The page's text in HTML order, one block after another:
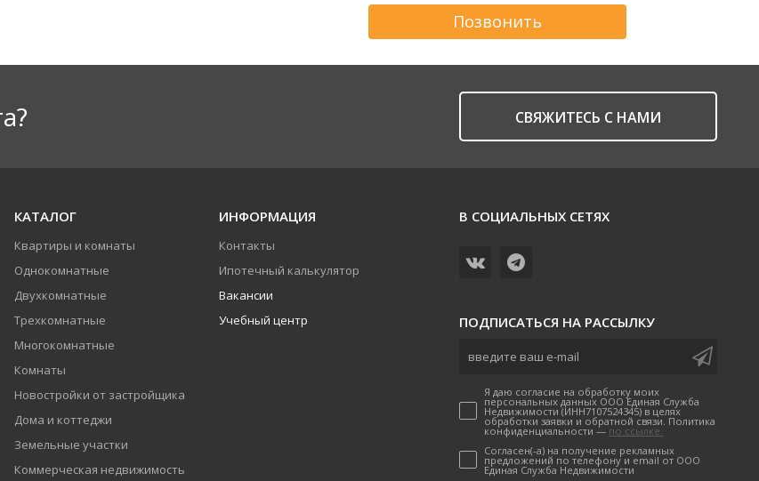
Позвонить
CВЯЖИТЕСЬ С НАМИ
КАТАЛОГ
Квартиры и комнаты
Однокомнатные
Двухкомнатные
Трехкомнатные
Многокомнатные
Комнаты
Новостройки от застройщика
Дома и коттеджи
Земельные участки
Коммерческая недвижимость
ИНФОРМАЦИЯ
Контакты
Ипотечный калькулятор
Вакансии
Учебный центр
В СОЦИАЛЬНЫХ СЕТЯХ
ПОДПИСАТЬСЯ НА РАССЫЛКУ
Я даю согласие на обработку моих
персональных данных ООО Единая Служба
Недвижимости (ИНН7107524345) в целях
обработки заявки и обратной связи. Политика
конфиденциальности — по ссылке.
Согласен(-а) на получение рекламных
предложений по телефону и email от ООО
Единая Служба Недвижимости